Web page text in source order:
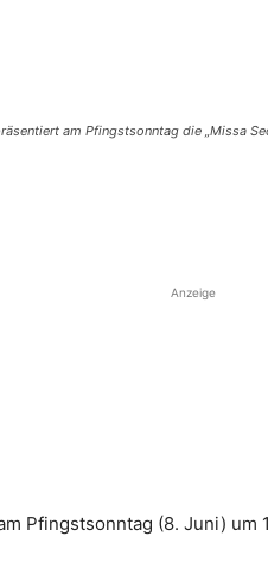
am Pfingstsonntag die „Missa
Anzeige
Pfingstsonntag (8. Juni)